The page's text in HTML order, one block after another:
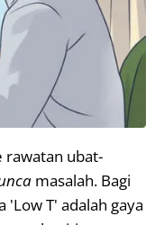
ubat-
masalah. Bagi
'Low T' adalah gaya